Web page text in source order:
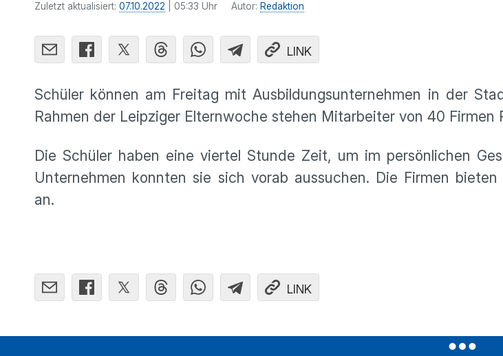
Zuletzt aktualisiert: 07.10.2022 | 05:33 Uhr Autor: Redaktion
LINK
Schüler können am Freitag mit Ausbildungsunternehmen in der
Rahmen der Leipziger Elternwoche stehen Mitarbeiter von 40 Firmen
Die Schüler haben eine viertel Stunde Zeit, um im persönlichen
Unternehmen konnten sie sich vorab aussuchen. Die Firmen
an.
LINK